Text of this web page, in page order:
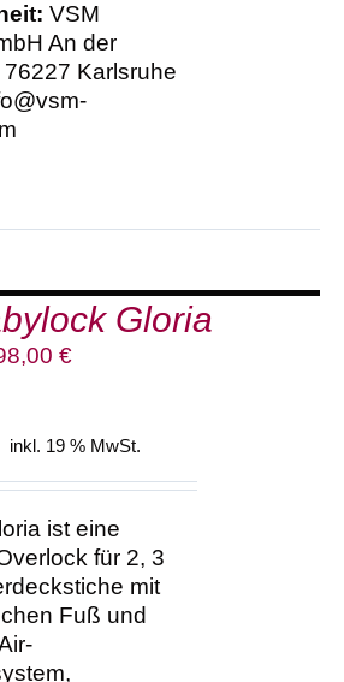
VSM
An der
Karlsruhe
Gloria
€
inkl. 19 % MwSt.
ist eine
für 2, 3
mit
Fuß und